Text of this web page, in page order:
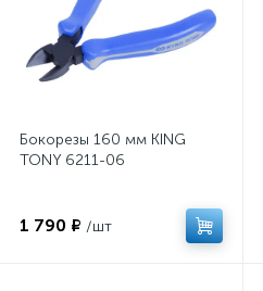
Бокорезы 160 мм KING
TONY 6211-06
1 790 ₽ /шт